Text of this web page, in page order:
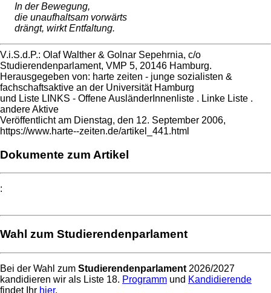
In der Bewegung,
die unaufhaltsam vorwärts
drängt, wirkt Entfaltung.
V.i.S.d.P.: Olaf Walther & Golnar Sepehrnia, c/o
Studierendenparlament, VMP 5, 20146 Hamburg.
Herausgegeben von: harte zeiten - junge sozialisten &
fachschaftsaktive an der Universität Hamburg
und Liste LINKS - Offene AusländerInnenliste . Linke Liste .
andere Aktive
Veröffentlicht am Dienstag, den 12. September 2006,
https://www.harte--zeiten.de/artikel_441.html
Dokumente zum Artikel
:
Wahl zum Studierendenparlament
Bei der Wahl zum Studierendenparlament 2026/2027
kandidieren wir als Liste 18. Programm und Kandidierende
findet Ihr hier.